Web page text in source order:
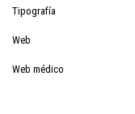
Tipografía
Web
Web médico